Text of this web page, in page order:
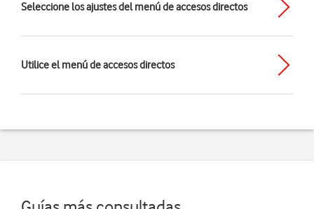
Seleccione los ajustes del menú de accesos directos
Utilice el menú de accesos directos